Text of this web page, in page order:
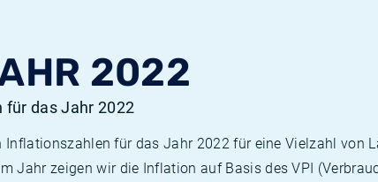
2022
das Jahr 2022
für das Jahr 2022 für eine Vielzahl von
Jahr zeigen wir die Inflation auf Basis des VPI